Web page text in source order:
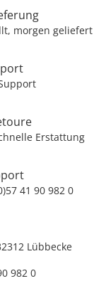
morgen geliefert
Erstattung
41 90 982 0
Lübbecke
982 0